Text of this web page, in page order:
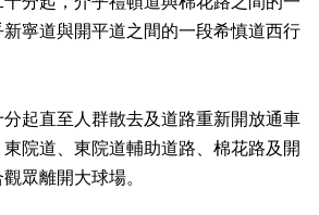
寧道與開平道之間的一段希慎道西行
分起直至人群散去及道路重新開放通車
院道、東院道輔助道路、棉花路及開
眾離開大球場。